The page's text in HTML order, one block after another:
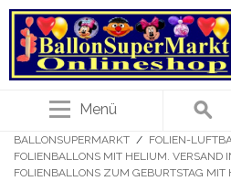
Menü
BALLONSUPERMARKT / FOLIEN-
FOLIENBALLONS MIT HELIUM. VERSAND
FOLIENBALLONS ZUM GEBURTSTAG MIT